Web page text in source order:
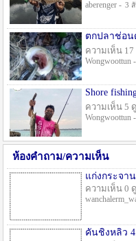
aberenger - 3
ตกปลาช่อน
ความเห็น 17
Wongwoottun -
Shore
ความเห็น 5
Wongwoottun -
ห้องคำถาม/ความเห็น
แก่งกระจาน
ความเห็น 0
คันชิงหลิว